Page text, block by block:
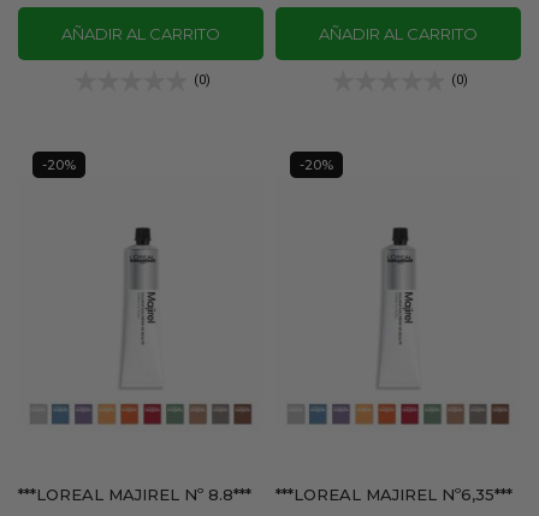
AÑADIR AL CARRITO
(0)
AÑADIR AL CARRITO
(0)
***LOREAL MAJIREL Nº 8.8***
-20%
***LOREAL MAJIREL Nº6,35***
-20%